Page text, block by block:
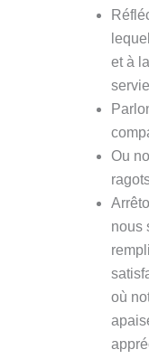
et à
Ou
nous
où